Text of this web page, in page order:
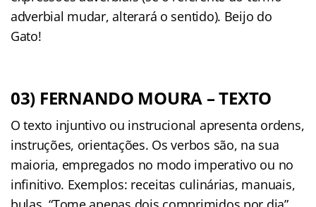
adverbial mudar, alterará o sentido). Beijo do
Gato!
03) FERNANDO MOURA – TEXTO
O texto injuntivo ou instrucional apresenta ordens,
instruções, orientações. Os verbos são, na sua
maioria, empregados no modo imperativo ou no
infinitivo. Exemplos: receitas culinárias, manuais,